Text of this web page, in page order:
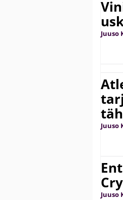
Juuso
Juuso
Juuso